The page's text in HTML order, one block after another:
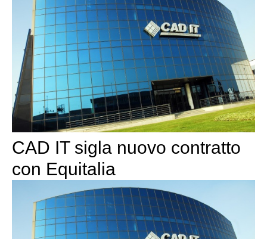
CAD IT sigla nuovo contratto
con Equitalia